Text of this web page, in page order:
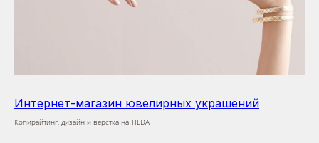
Интернет-магазин ювелирных украшений
Копирайтинг, дизайн и верстка на TILDA